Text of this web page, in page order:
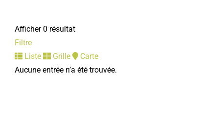
Afficher 0 résultat
Filtre
Liste
Grille
Carte
Aucune entrée n’a été trouvée.